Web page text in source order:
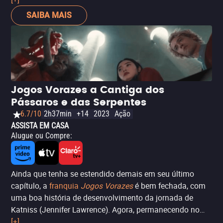
vez, deve enfrentar o mundo inteiro, com cada vez menos
aliados ao seu lado para vencer a Alta Cúpula do mundo
dos assassinos e finalmente ser livre. Devido à sua
duração, pode ser um pouco cansativa e algumas cenas
esticam ao limite a pouca credibilidade de suas
sequências de ação. No entanto, essas últimas são
realmente espetaculares e, sem dúvida, estão entre as
melhores não apenas da franquia, mas de todo o cinema
de ação contemporâneo.
SAIBA MAIS
Jogos Vorazes a Cantiga dos
Pássaros e das Serpentes
6.7/10 2h37min +14 2023 Ação
ASSISTA EM CASA
Alugue ou Compre:
Ainda que tenha se estendido demais em seu último
capítulo, a franquia Jogos Vorazesé bem fechada, com
uma boa história de desenvolvimento da jornada de
Katniss (Jennifer Lawrence). Agora, permanecendo no